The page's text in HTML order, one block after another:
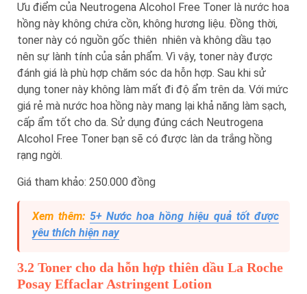
Ưu điểm của Neutrogena Alcohol Free Toner là nước hoa
hồng này không chứa cồn, không hương liệu. Đồng thời,
toner này có nguồn gốc thiên nhiên và không dầu tạo
nên sự lành tính của sản phẩm. Vì vậy, toner này được
đánh giá là phù hợp chăm sóc da hỗn hợp. Sau khi sử
dụng toner này không làm mất đi độ ẩm trên da. Với mức
giá rẻ mà nước hoa hồng này mang lại khả năng làm sạch,
cấp ẩm tốt cho da. Sử dụng đúng cách Neutrogena
Alcohol Free Toner bạn sẽ có được làn da trắng hồng
rạng ngời.
Giá tham khảo: 250.000 đồng
Xem thêm: 5+ Nước hoa hồng hiệu quả tốt được
yêu thích hiện nay
3.2 Toner cho da hỗn hợp thiên dầu La Roche
Posay Effaclar Astringent Lotion